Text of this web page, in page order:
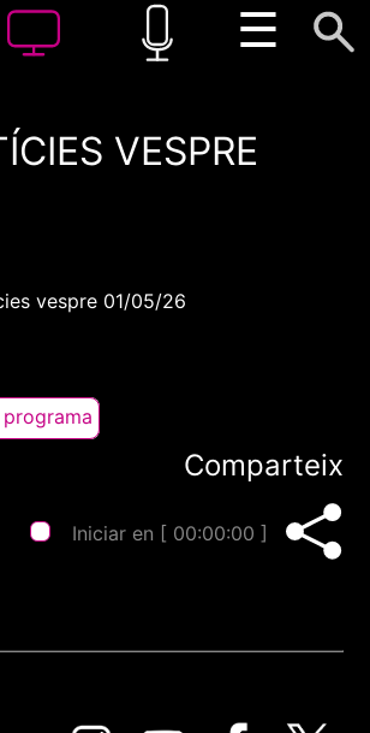
☰
00:00 VESPRE
vespre 01/05/26
Comparteix
Iniciar en [ 00:00:00 ]